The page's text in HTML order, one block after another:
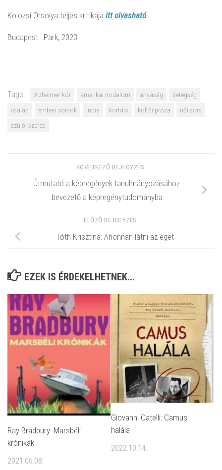
Kolozsi Orsolya teljes kritikája itt olvasható.
Budapest : Park, 2023
Tags: Alzheimer-kór amerikai irodalom anyaság
betegség
család
emberi sorsok India kortárs költői próza
női sors
szülői szerep
KÖVETKEZŐ BEJEGYZÉS
Útmutató a képregények tanulmányozásához:
bevezető a képregénytudományba
ELŐZŐ BEJEGYZÉS
Tóth Krisztina: Ahonnan látni az eget
EZEK IS ÉRDEKELHETNEK...
Ray Bradbury: Marsbéli
krónikák
2021.06.08.
Giovanni Catelli: Camus
halála
2022.10.14.